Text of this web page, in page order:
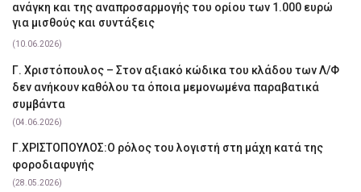
ανάγκη και της αναπροσαρμογής του ορίου των 1.000 ευρώ
για μισθούς και συντάξεις
(10.06.2026)
Γ. Χριστόπουλος – Στον αξιακό κώδικα του κλάδου των Λ/Φ
δεν ανήκουν καθόλου τα όποια μεμονωμένα παραβατικά
συμβάντα
(04.06.2026)
Γ.ΧΡΙΣΤΟΠΟΥΛΟΣ:Ο ρόλος του λογιστή στη μάχη κατά της
φοροδιαφυγής
(28.05.2026)